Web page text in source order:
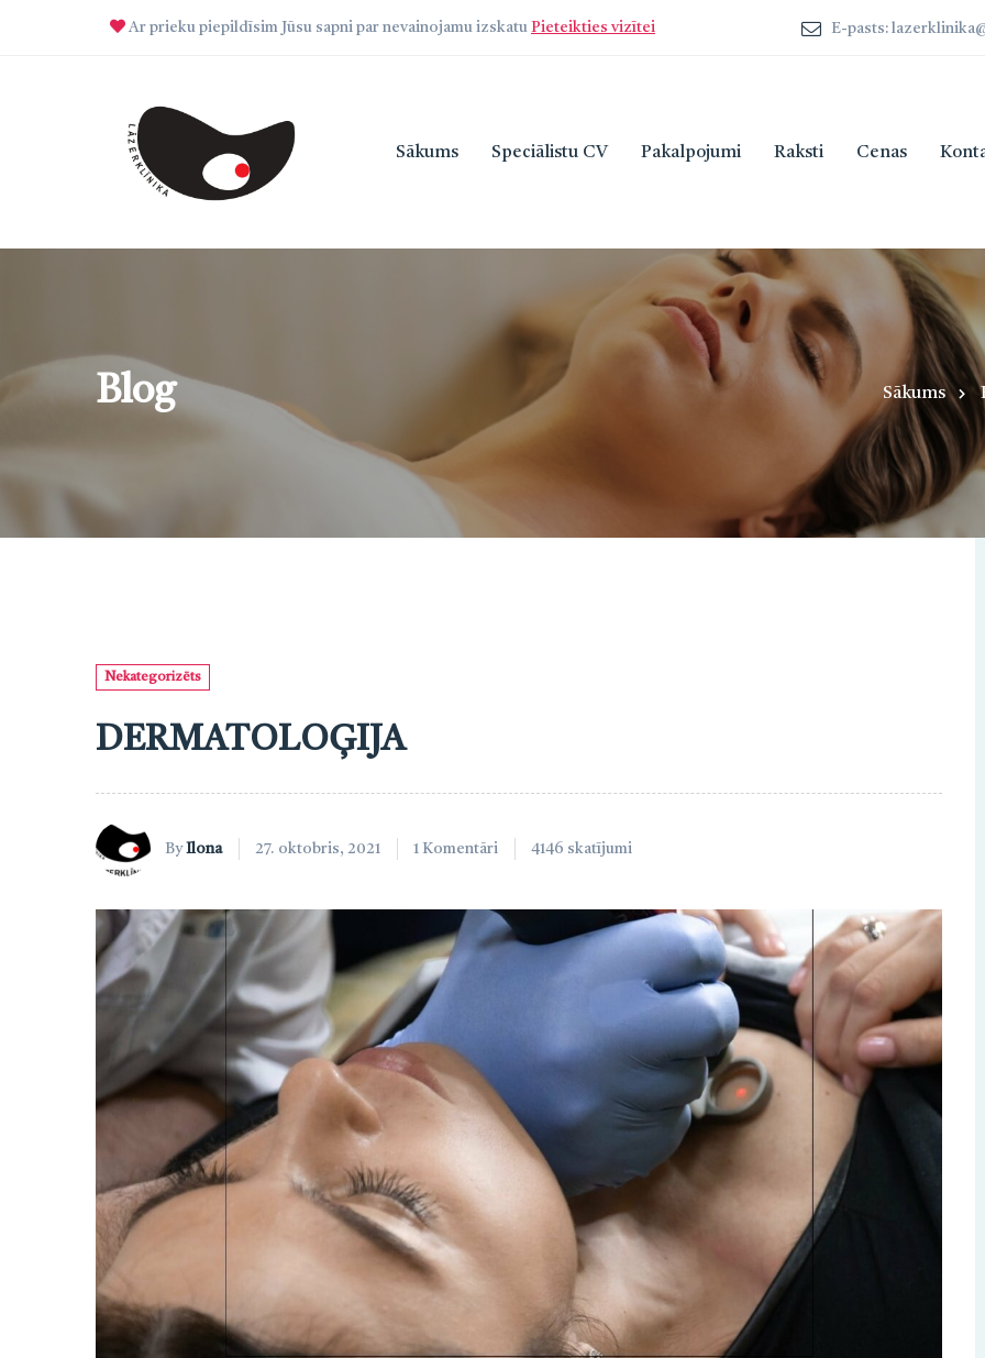
Ar prieku piepildīsim Jūsu sapni par nevainojamu izskatu Pieteikties vizītei E-pasts:
Sākums Speciālistu CV Pakalpojumi Raksti Cenas
Blog Sākums
Nekategorizēts
DERMATOLOĢIJA
By Ilona 27. oktobris, 2021 1 Komentāri 4146 skatījumi